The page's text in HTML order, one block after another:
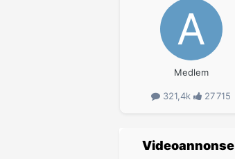
Medlem
321,4k 27 715
Videoannonse